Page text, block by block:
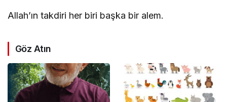
Allah’ın takdiri her biri başka bir alem.
Göz Atın